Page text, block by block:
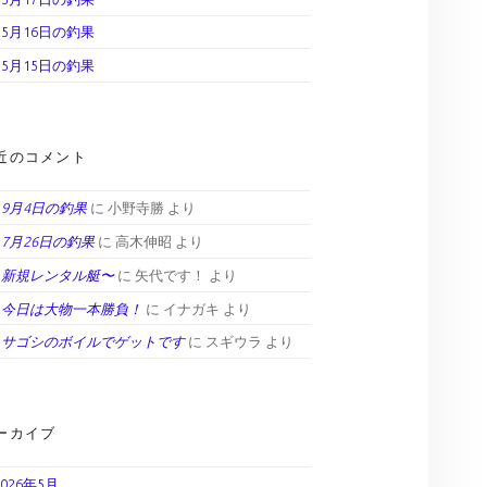
5月16日の釣果
5月15日の釣果
のコメント
9月4日の釣果に 小野寺勝 より
7月26日の釣果に 高木伸昭 より
新規レンタル艇〜に 矢代です！ より
今日は大物一本勝負！ に イナガキ より
サゴシのボイルでゲットですに スギウラ より
カイブ
年5月